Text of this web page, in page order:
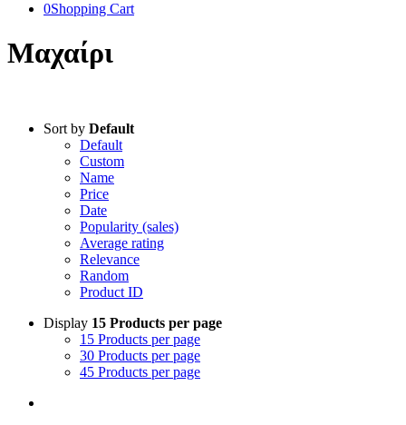
0Shopping Cart
Μαχαίρι
Sort by Default
Default
Custom
Name
Price
Date
Popularity (sales)
Average rating
Relevance
Random
Product ID
Display 15 Products per page
15 Products per page
30 Products per page
45 Products per page